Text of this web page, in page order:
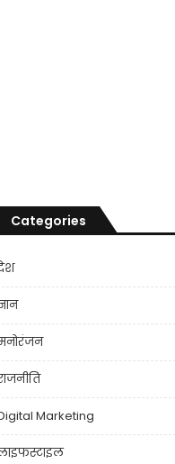
Categories
Marketing